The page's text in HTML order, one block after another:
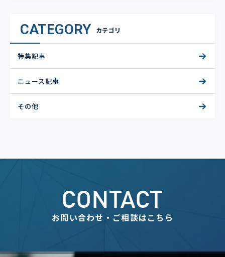
CATEGORY カテゴリ
特集記事
ニュース記事
その他
CONTACT
お問い合わせ・ご相談はこちら